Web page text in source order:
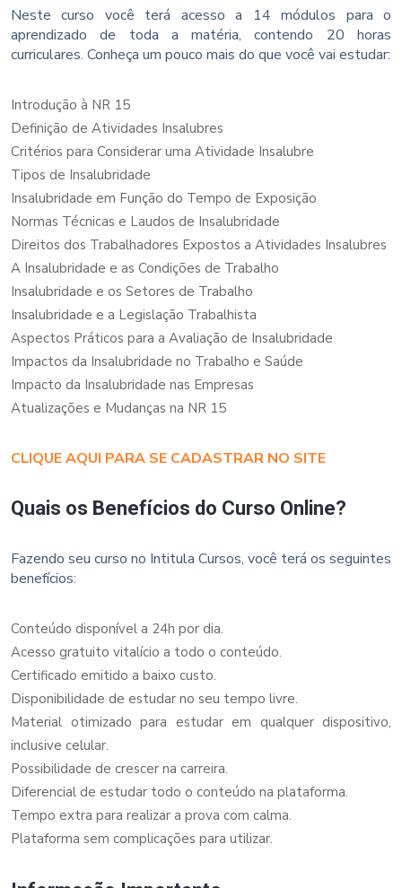
Neste curso você terá acesso a 14 módulos para o
aprendizado de toda a matéria, contendo 20 horas
curriculares. Conheça um pouco mais do que você vai estudar:
Introdução à NR 15
Definição de Atividades Insalubres
Critérios para Considerar uma Atividade Insalubre
Tipos de Insalubridade
Insalubridade em Função do Tempo de Exposição
Normas Técnicas e Laudos de Insalubridade
Direitos dos Trabalhadores Expostos a Atividades Insalubres
A Insalubridade e as Condições de Trabalho
Insalubridade e os Setores de Trabalho
Insalubridade e a Legislação Trabalhista
Aspectos Práticos para a Avaliação de Insalubridade
Impactos da Insalubridade no Trabalho e Saúde
Impacto da Insalubridade nas Empresas
Atualizações e Mudanças na NR 15
CLIQUE AQUI PARA SE CADASTRAR NO SITE
Quais os Benefícios do Curso Online?
Fazendo seu curso no Intitula Cursos, você terá os seguintes
benefícios:
Conteúdo disponível a 24h por dia.
Acesso gratuito vitalício a todo o conteúdo.
Certificado emitido a baixo custo.
Disponibilidade de estudar no seu tempo livre.
Material otimizado para estudar em qualquer dispositivo,
inclusive celular.
Possibilidade de crescer na carreira.
Diferencial de estudar todo o conteúdo na plataforma.
Tempo extra para realizar a prova com calma.
Plataforma sem complicações para utilizar.